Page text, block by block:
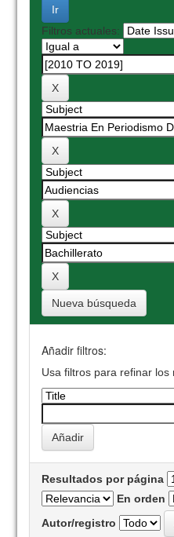
Filtros actuales:
Nueva búsqueda
Añadir filtros:
Usa filtros para refinar los
Resultados por página
En orden
Autor/registro